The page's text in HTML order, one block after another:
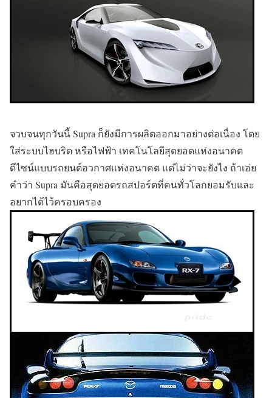
จวบจนทุกวันนี้ Supra ก็ยังมีการผลิตออกมาอย่างต่อเนื่อง โดย
ใส่ระบบไฮบริด หรือไฟฟ้า เทคโนโลยีสุดยอดแห่งอนาคต
ดีไซน์แบบรถยนต์อวกาศแห่งอนาคต แต่ไม่ว่าจะยังไง ถ้าเอ่ย
คำว่า Supra มันคือสุดยอดรถสปอร์ตที่คนทั่วโลกยอมรับและ
อยากได้ไว้ครอบครอง